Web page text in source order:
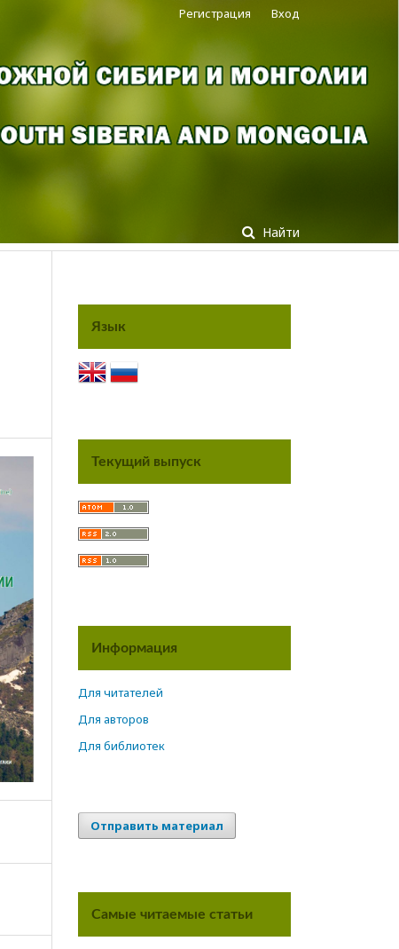
Найти
Регистрация Вход
Язык
Текущий выпуск
Информация
Для читателей
Для авторов
Для библиотек
Отправить материал
Самые читаемые статьи